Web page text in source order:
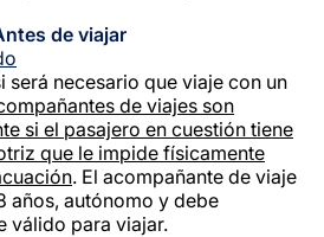
de viajar
será necesario que viaje con un
de viajes son
si el pasajero en cuestión tiene
que le impide físicamente
. El acompañante de viaje
años, autónomo y debe
válido para viajar.